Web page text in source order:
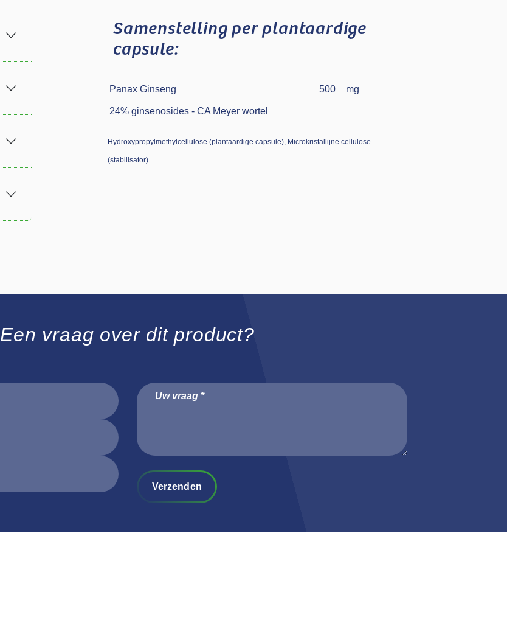
Samenstelling per plantaardige
capsule:
Panax Ginseng 500 mg
24% ginsenosides - CA Meyer wortel
Hydroxypropylmethylcellulose (plantaardige capsule), Microkristallijne cellulose
(stabilisator)
Een vraag over dit product?
Verzenden